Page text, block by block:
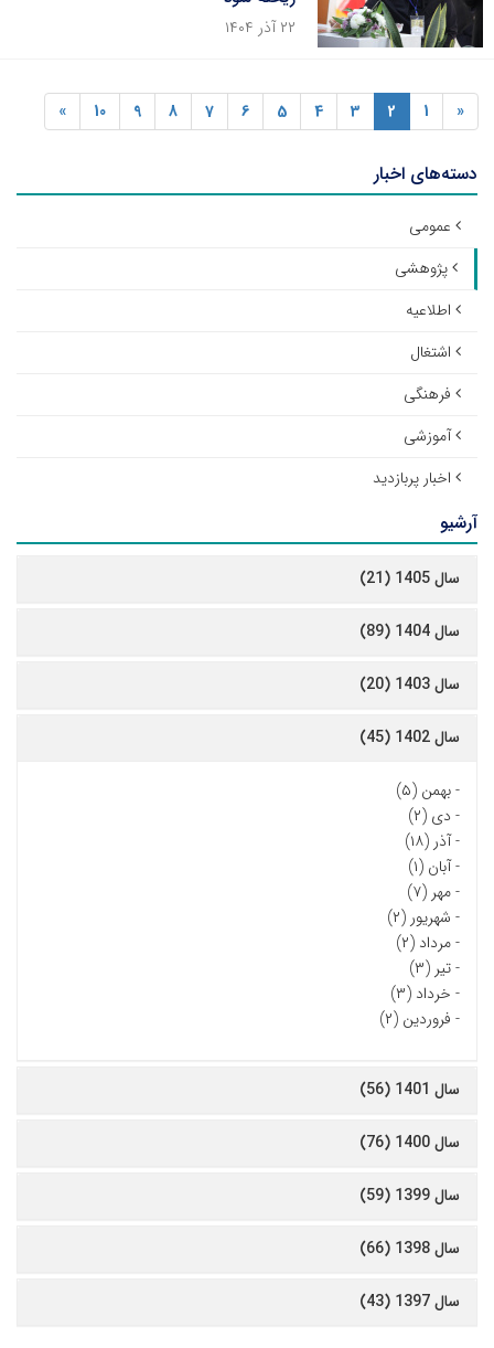
۲۲ آذر ۱۴۰۴
«
1
2
3
4
5
6
7
8
9
10
»
دسته‌های اخبار
عمومی
پژوهشی
اطلاعیه
اشتغال
فرهنگی
آموزشی
اخبار پربازدید
آرشیو
سال 1405 (21)
سال 1404 (89)
سال 1403 (20)
سال 1402 (45)
-بهمن (۵)
- دی (۲)
-آذر (۱۸)
-آبان (۱)
-مهر (۷)
- شهریور (۲)
-مرداد (۲)
-تیر (۳)
- خرداد (۳)
- فروردین (۲)
سال 1401 (56)
سال 1400 (76)
سال 1399 (59)
سال 1398 (66)
سال 1397 (43)